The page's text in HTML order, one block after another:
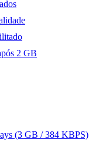
2 GB
(3 GB / 384 KBPS)